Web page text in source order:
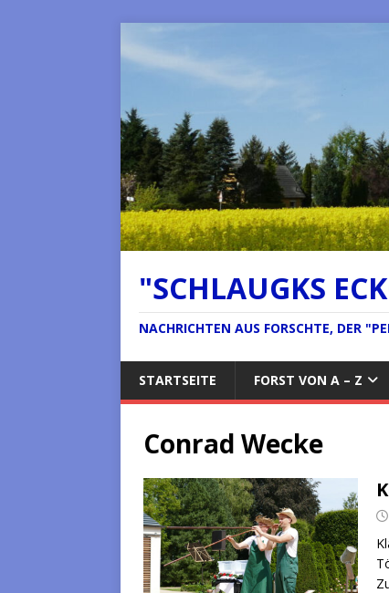
"SCHLAUGKS
NACHRICHTEN AUS FORSCHTE, DER
STARTSEITE FORST VON A – Z
Conrad Wecke